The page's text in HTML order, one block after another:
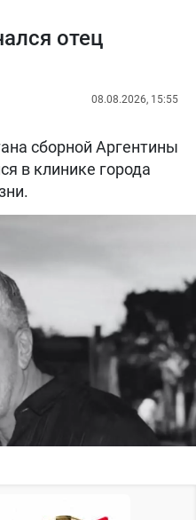
отец
08.08.2026, 15:55
сборной Аргентины
в клинике города